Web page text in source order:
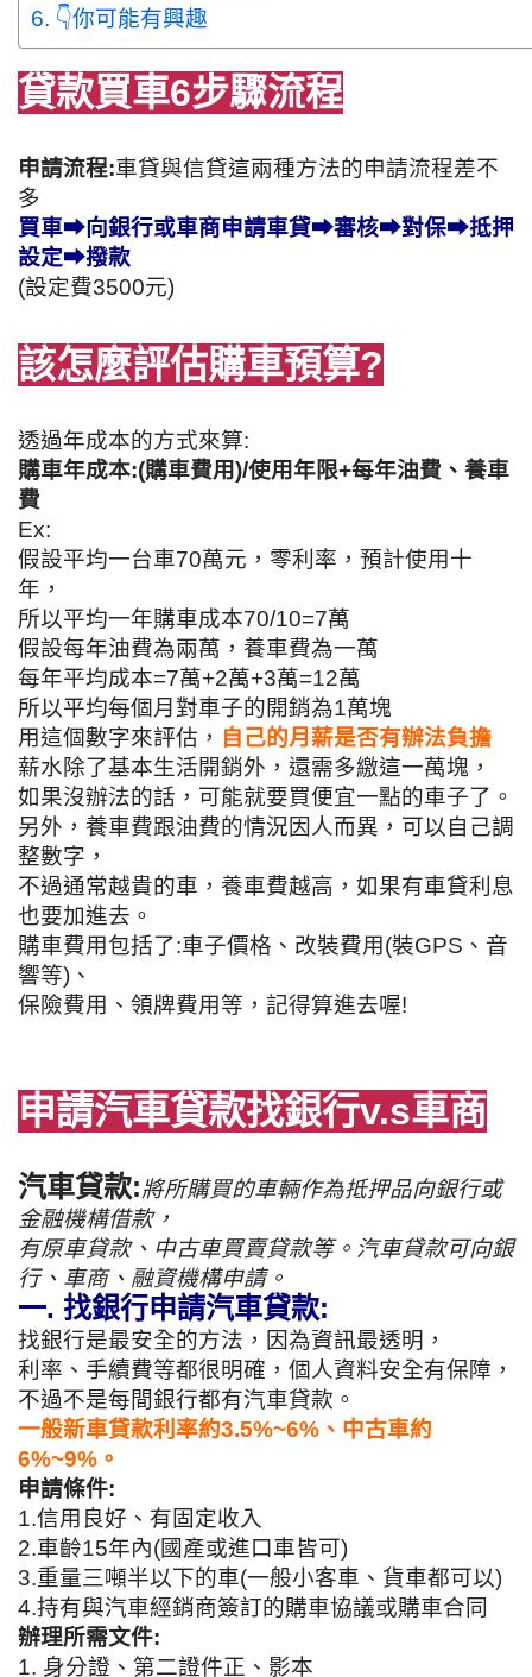
👇你可能有興趣
貸款買車6步驟流程
申請流程:車貸與信貸這兩種方法的申請流程差不
多
買車➡向銀行或車商申請車貸➡審核➡對保➡抵押
設定➡撥款
(設定費3500元)
該怎麼評估購車預算?
透過年成本的方式來算:
購車年成本:(購車費用)/使用年限+每年油費、養車
費
Ex:
假設平均一台車70萬元，零利率，預計使用十
年，
所以平均一年購車成本70/10=7萬
假設每年油費為兩萬，養車費為一萬
每年平均成本=7萬+2萬+3萬=12萬
所以平均每個月對車子的開銷為1萬塊
用這個數字來評估， 自己的月薪是否有辦法負擔
薪水除了基本生活開銷外， 還需多繳這一萬塊，
如果沒辦法的話，可能就要買便宜一點的車子了。
另外，養車費跟油費的情況因人而異，可以自己調
整數字，
不過通常越貴的車，養車費越高，如果有車貸利息
也要加進去。
購車費用包括了:車子價格、改裝費用(裝GPS、音
響等)、
保險費用、領牌費用等，記得算進去喔!
申請汽車貸款找銀行v.s車商
汽車貸款:將所購買的車輛作為抵押品向銀行或
金融機構借款，
有原車貸款、中古車買賣貸款等。汽車貸款可向銀
行、車商、融資機構申請。
一. 找銀行申請汽車貸款:
找銀行是最安全的方法，因為資訊最透明，
利率、手續費等都很明確，個人資料安全有保障，
不過不是每間銀行都有汽車貸款。
一般新車貸款利率約3.5%~6%、中古車約
6%~9%。
申請條件:
1.信用良好、有固定收入
2.車齡15年內(國產或進口車皆可)
3.重量三噸半以下的車(一般小客車、貨車都可以)
4.持有與汽車經銷商簽訂的購車協議或購車合同
辦理所需文件:
1. 身分證、第二證件正、影本